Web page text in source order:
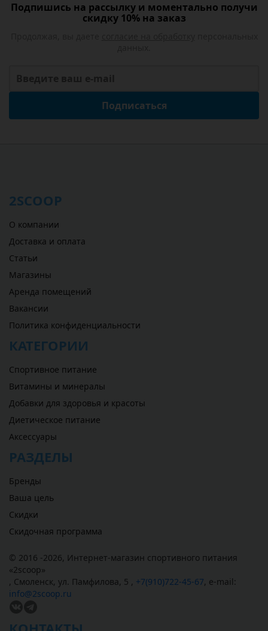
Подпишись на рассылку и моментально получи
скидку 10% на заказ
Подписаться
2SCOOP
О компании
Доставка и оплата
Статьи
Магазины
Аренда помещений
Вакансии
Политика конфиденциальности
КАТЕГОРИИ
Спортивное питание
Витамины и минералы
Добавки для здоровья и красоты
Диетическое питание
Аксессуары
РАЗДЕЛЫ
Бренды
Ваша цель
Скидки
Скидочная программа
© 2016 -2026, Интернет-магазин спортивного питания
«2scoop»
, Смоленск, ул. Памфилова, 5 , +7(910)722-45-67, e-mail:
info@2scoop.ru